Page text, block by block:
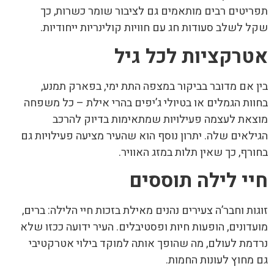
תפריטים רבים מותאמים גם לציבור שומר כשרות, כך
שקל לשלב סעודות חג עם חוויות קולינריות ייחודיות.
אטרקציות לכל גיל
בין אם מדובר בביקור במצפה התת ימי, בפארק תמנע,
בחוות הגמלים או בטיולי ג’יפים בהרי אילת – כל משפחה
מוצאת לעצמה פעילויות שמתאימות בדיוק להרכב
הגילאים שלה. יתרון נוסף הוא שהעיר מציעה פעילויות גם
בחורף, כך שאין תלות במזג האוויר.
חיי לילה תוססים
זוגות וחבר’ה צעירים נהנים מאילת בזכות חיי הלילה: ברים,
מועדונים, הופעות חיות ופסטיבלים. העיר ידועה ככזו שלא
נרדמת לעולם, מה שהופך אותה למוקד בילוי אטרקטיבי
גם מחוץ לעונות החמות.